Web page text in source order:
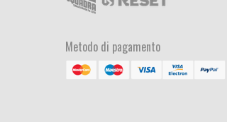
Metodo di pagamento